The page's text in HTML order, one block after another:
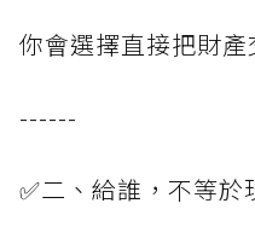
你會選擇直接把財產
------
✅二、給誰，不等